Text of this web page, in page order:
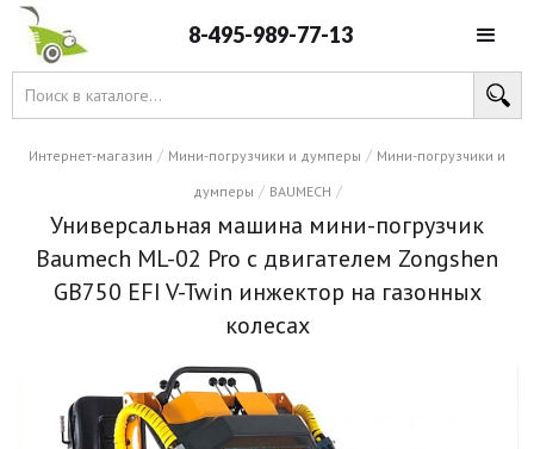
8-495-989-77-13
Интернет-магазин / Мини-погрузчики и думперы / Мини-погрузчики и
думперы / BAUMECH /
Универсальная машина мини-погрузчик
Baumech ML-02 Pro с двигателем Zongshen
GB750 EFI V-Twin инжектор на газонных
колесах